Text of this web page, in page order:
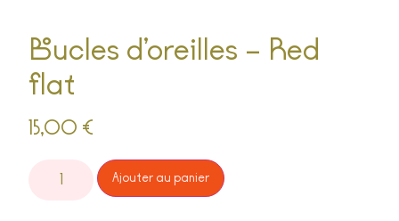
Boucles d’oreilles – Red
flat
15,00 €
Ajouter au panier